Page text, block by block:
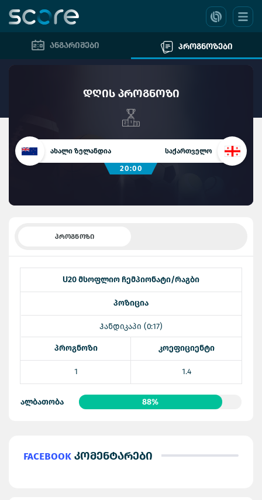
ანგარიშები პროგნოზები
დღის პროგნოზი
20:00
ახალი ზელანდია საქართველო
ᲞᲠᲝᲒᲜᲝᲖᲘ
U20 მსოფლიო ჩემპიონატი/რაგბი
პოზიცია
ჰანდიკაპი (0:17)
პროგნოზი კოეფიციენტი
1 1.4
ალბათობა 88%
Facebook კომენტარები